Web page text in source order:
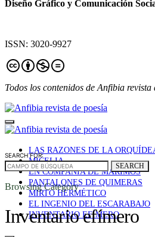
Diseño Gráfico y Comunicación
ISSN: 3020-9927
Todos los contenidos de Anfibia
LAS RAZONES DE LA
MICELIA
EN COMPAÑÍA DE MARIMOS
PANTALONES DE QUIMERAS
MIRTO HERMÉTICO
EL INGENIO DEL ESCARABAJO
INVENTARIO EFÍMERO
SEARCH FOR:
SEARCH
Browsing Category
Inventario efímero